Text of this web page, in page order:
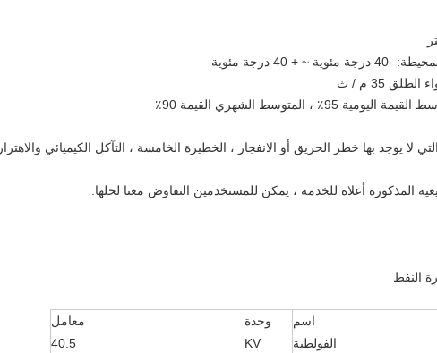
لا يوجد بها خطر الحريق أو الانفجار ، الخطيرة الخامسة ، التآكل الكيميائي والاهتزاز
اسم وحدة
معامل
الفولطية KV
40.5